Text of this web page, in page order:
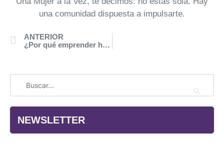
una comunidad dispuesta a impulsarte.
ANTERIOR
¿Por qué emprender hoy? Razones para construir tu propio camino
NEWSLETTER